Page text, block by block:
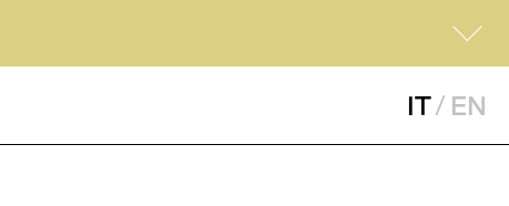
IT/ EN